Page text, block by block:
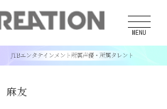
MENU
麻友